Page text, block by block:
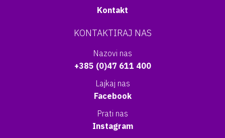
Kontakt
KONTAKTIRAJ NAS
Nazovi nas
+385 (0)47 611 400
Lajkaj nas
Facebook
Prati nas
Instagram